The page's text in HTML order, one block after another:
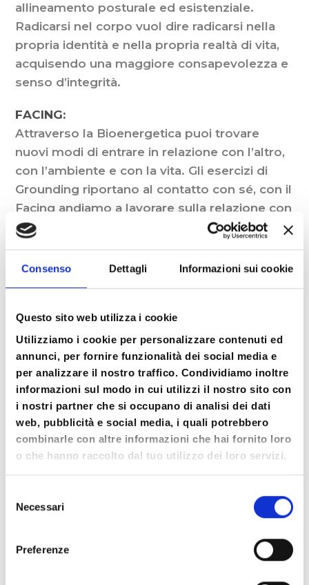
Consenso Dettagli Informazioni sui cookie
Questo sito web utilizza i cookie
Utilizziamo i cookie per personalizzare contenuti ed
annunci, per fornire funzionalità dei social media e
per analizzare il nostro traffico. Condividiamo inoltre
informazioni sul modo in cui utilizzi il nostro sito con
i nostri partner che si occupano di analisi dei dati
web, pubblicità e social media, i quali potrebbero
combinarle con altre informazioni che hai fornito loro
o che hanno raccolto dal tuo utilizzo dei loro servizi.
delNecessari
Preferenze
allineamento posturale ed esistenziale.
Radicarsi nel corpo vuol dire radicarsi nella
propria identità e nella propria realtà di vita,
acquisendo una maggiore consapevolezza e
senso d’integrità.
FACING:
Attraverso la Bioenergetica puoi trovare
nuovi modi di entrare in relazione con l’altro,
con l’ambiente e con la vita. Gli esercizi di
Grounding riportano al contatto con sé, con il
Facing andiamo a lavorare sulla relazione con
l’altro e l’esterno. Gli esercizi e le
Bioenergetica ti aiuteranno a sperimentare
gioco. Sperimentare l’incontro con l’altro in
modo più libero durante le classi, uno spazio
protetto e sicuro, è il primo passo per
muoverti più liberamente nel mondo.
LA MEDITAZIONE
Nella parte dedicata alla Meditazione
recettivo. In una posizione corporea di
distensione e rilassamento, sarai guidato/a a
rivolgere la tua attenzione al tuo interno, per
poter integrare l’esperienza corporea con